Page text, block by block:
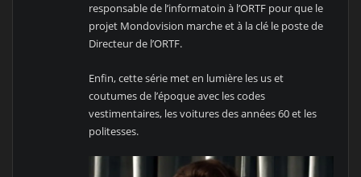
responsable de l’informatoin à l’ORTF pour que le
projet Mondovision marche et à la clé le poste de
Directeur de l’ORTF.
Enfin, cette série met en lumière les us et
coutumes de l’époque avec les codes
vestimentaires, les voitures des années 60 et les
politesses.